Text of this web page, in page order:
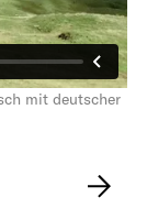
mit deutscher